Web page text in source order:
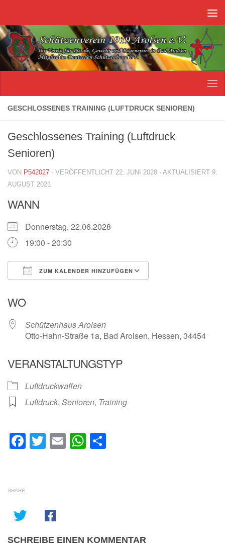
GESCHLOSSENES TRAINING (LUFTDRUCK SENIOREN)
Geschlossenes Training (Luftdruck
Senioren)
VON P542027 · VERÖFFENTLICHT 22. JUNI 2028 · AKTUALISIERT 9.
AUGUST 2021
WANN
Donnerstag, 22.06.2028
19:00 - 20:30
ZUM KALENDER HINZUFÜGEN
WO
Schützenhaus Arolsen
Otto-Hahn-Straße 1a, Bad Arolsen, Hessen, 34454
VERANSTALTUNGSTYP
Luftdruckwaffen
Luftdruck, Senioren, Training
Facebook
Twitter
EmailWhatsApp
SHARE
SCHREIBE EINEN KOMMENTAR